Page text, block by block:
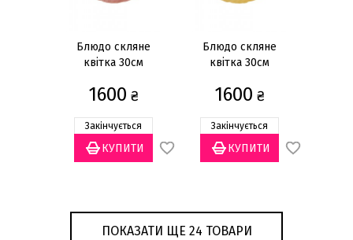
Блюдо скляне
квітка 30см
1600 ₴
Закінчується
Блюдо скляне
квітка 30см
1600 ₴
Закінчується
ПОКАЗАТИ ЩЕ 24 ТОВАРИ